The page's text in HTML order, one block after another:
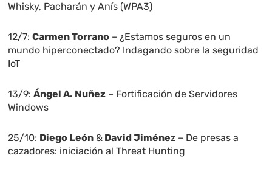
Whisky, Pacharán y Anís (WPA3)
12/7:Carmen Torrano – ¿Estamos seguros en un
mundo hiperconectado? Indagando sobre la seguridad
IoT
13/9:Ángel A. Nuñez – Fortificación de Servidores
Windows
25/10: Diego León & David Jiménez – De presas a
cazadores: iniciación al Threat Hunting